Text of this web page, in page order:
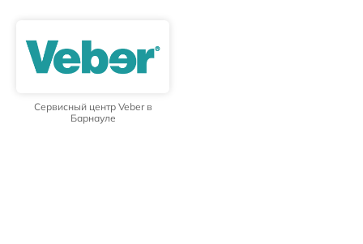
Сервисный центр Veber в
Барнауле